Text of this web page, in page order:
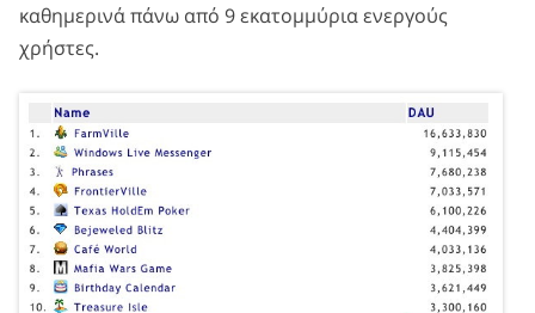
καθημερινά πάνω από 9 εκατομμύρια ενεργούς
χρήστες.